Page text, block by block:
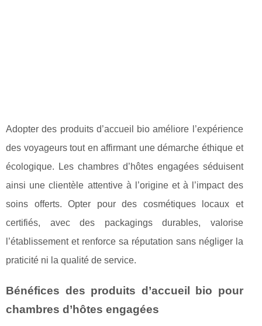
Adopter des produits d’accueil bio améliore l’expérience
des voyageurs tout en affirmant une démarche éthique et
écologique. Les chambres d’hôtes engagées séduisent
ainsi une clientèle attentive à l’origine et à l’impact des
soins offerts. Opter pour des cosmétiques locaux et
certifiés, avec des packagings durables, valorise
l’établissement et renforce sa réputation sans négliger la
praticité ni la qualité de service.
Bénéfices des produits d’accueil bio pour
chambres d’hôtes engagées